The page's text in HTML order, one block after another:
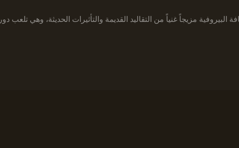
البيروفية مزيجاً غنياً من التقاليد القديمة والتأثيرات الحديثة، وهي تلعب دوراً